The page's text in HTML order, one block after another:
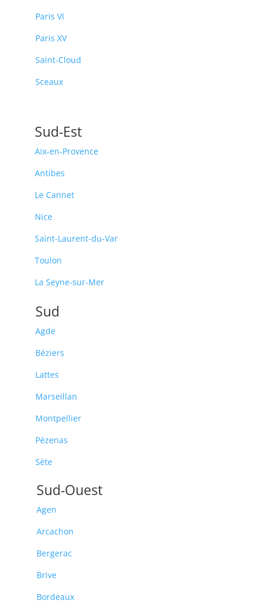
Paris VI
Paris XV
Saint-Cloud
Sceaux
Sud-Est
Aix-en-Provence
Antibes
Le Cannet
Nice
Saint-Laurent-du-Var
Toulon
La Seyne-sur-Mer
Sud
Agde
Béziers
Lattes
Marseillan
Montpellier
Pézenas
Sète
Sud-Ouest
Agen
Arcachon
Bergerac
Brive
Bordeaux